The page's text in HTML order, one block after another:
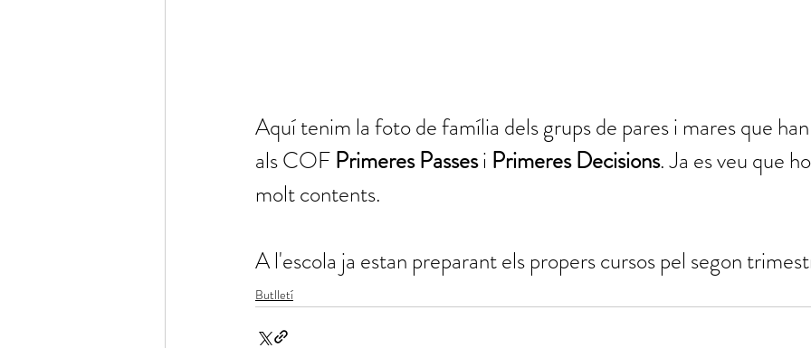
Aquí tenim la foto de família dels grups de pares i mares que
als COF Primeres Passes i Primeres Decisions. Ja es veu que
molt contents.
A l'escola ja estan preparant els propers cursos pel segon
Butlletí